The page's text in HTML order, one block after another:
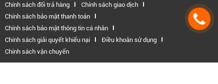
Chính sách đổi trả hàng
Chính sách giao dịch
Chính sách bảo mật thanh toán
Chính sách bảo mật thông tin cá nhân
Chính sách giải quyết khiếu nại
Điều khoản sử dụng
Chính sách vận chuyển